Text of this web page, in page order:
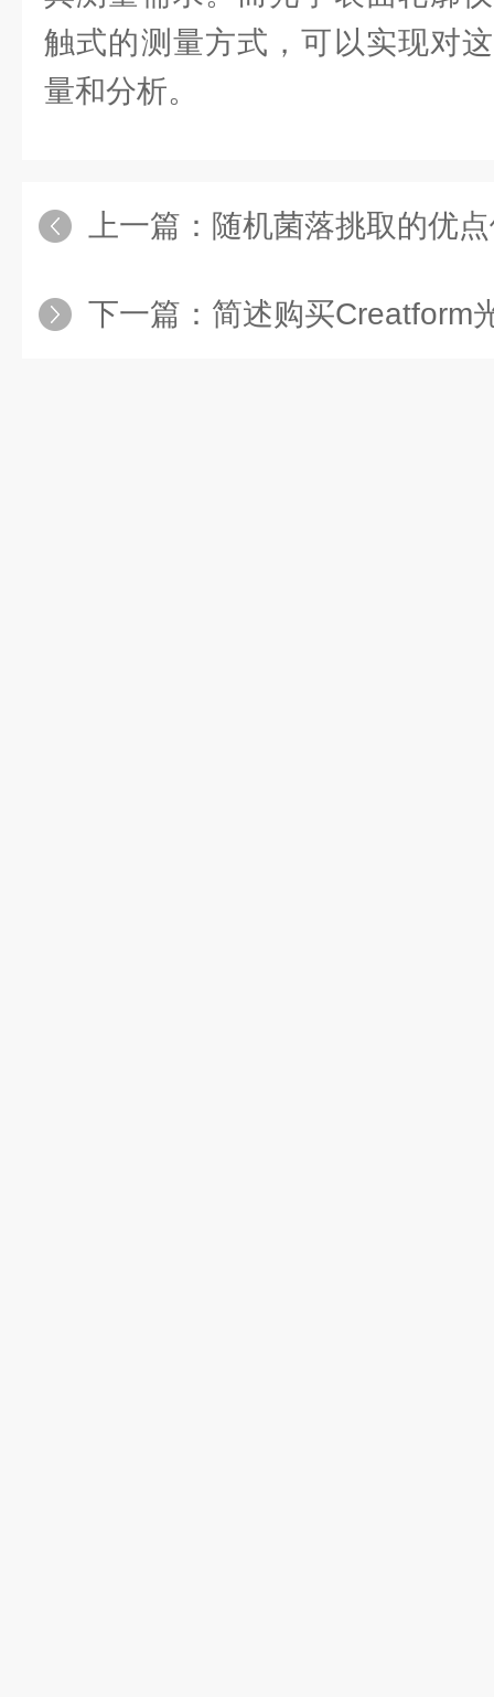
触式的测量方式，可以实现对
量和分析。
上一篇： 随机菌落挑取的优
下一篇： 简述购买Creatform光学扫